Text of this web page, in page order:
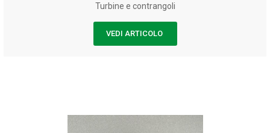
Turbine e contrangoli
VEDI ARTICOLO